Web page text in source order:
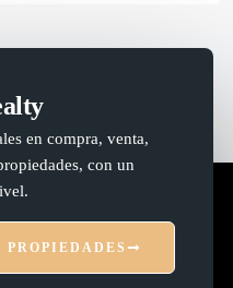
en compra, venta,
con un
PROPIEDADES